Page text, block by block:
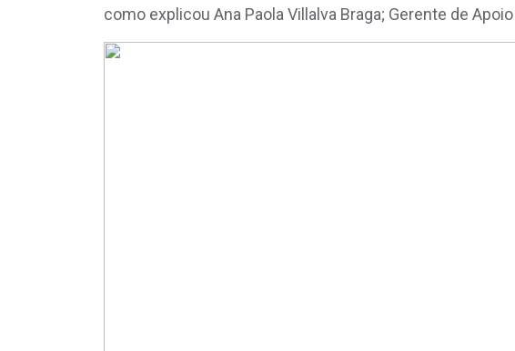
como explicou Ana Paola Villalva Braga; Gerente de